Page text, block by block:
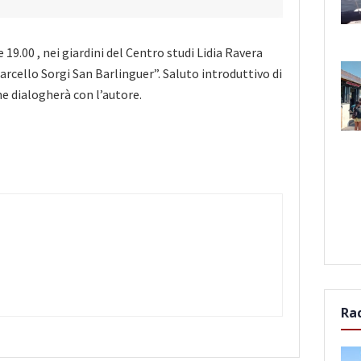
, nei giardini del Centro studi Lidia Ravera
Sorgi San Barlinguer”. Saluto introduttivo di
dialogherà con l’autore.